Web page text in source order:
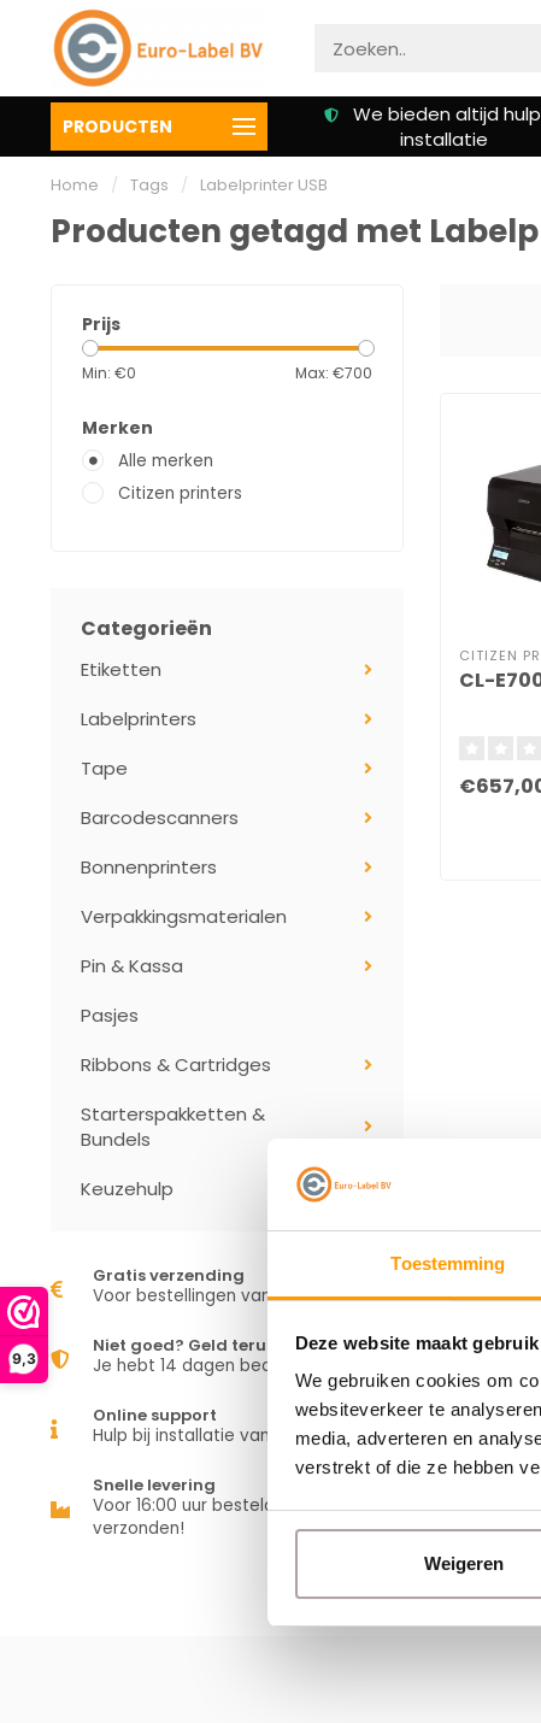
Toestemming
Deze website maakt
We gebruiken cookies om
websiteverkeer te
media, adverteren en
verstrekt of die ze hebben
Weigeren
9,3
PRODUCTEN
Gratis verzending vanaf €
50,00
We bieden altijd
installatie
Home / Tags / Labelprinter USB
Producten getagd met
Prijs
Min: €0 Max: €700
Merken
Alle merken
Citizen printers
Categorieën
Etiketten
Labelprinters
Tape
Barcodescanners
Bonnenprinters
Verpakkingsmaterialen
Pin & Kassa
Pasjes
Ribbons & Cartridges
Starterspakketten &
Bundels
Keuzehulp
Gratis verzending
Voor bestellingen vanaf €50,00
Niet goed? Geld terug
Je hebt 14 dagen bedenktijd
Online support
Hulp bij installatie van je apparaat
Snelle levering
Voor 16:00 uur besteld is vandaag
verzonden!
CITIZEN
CL-